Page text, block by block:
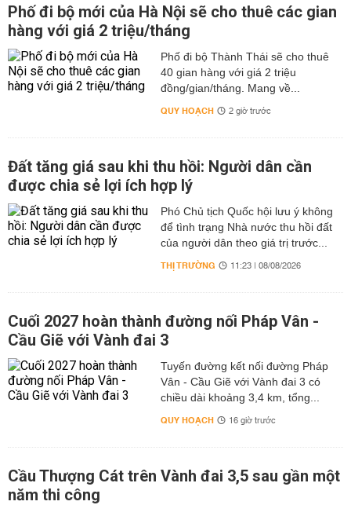
Phố đi bộ mới của Hà Nội sẽ cho thuê các gian
hàng với giá 2 triệu/tháng
Phố đi bộ Thành Thái sẽ cho thuê
40 gian hàng với giá 2 triệu
đồng/gian/tháng. Mang về...
QUY HOẠCH 2 giờ trước
Đất tăng giá sau khi thu hồi: Người dân cần
được chia sẻ lợi ích hợp lý
Phó Chủ tịch Quốc hội lưu ý không
để tình trạng Nhà nước thu hồi đất
của người dân theo giá trị trước...
THỊ TRƯỜNG 11:23 | 08/08/2026
Cuối 2027 hoàn thành đường nối Pháp Vân -
Cầu Giẽ với Vành đai 3
Tuyến đường kết nối đường Pháp
Vân - Cầu Giẽ với Vành đai 3 có
chiều dài khoảng 3,4 km, tổng...
QUY HOẠCH 16 giờ trước
Cầu Thượng Cát trên Vành đai 3,5 sau gần một
năm thi công